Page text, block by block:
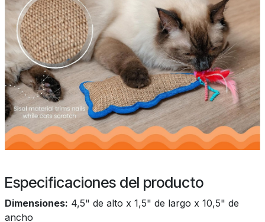
Especificaciones del producto
Dimensiones: 4,5" de alto x 1,5" de largo x 10,5" de
ancho